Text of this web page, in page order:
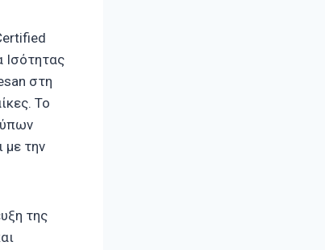
Ισότητας
στη
Το
με την
της